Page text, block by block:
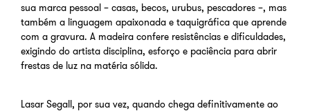
sua marca pessoal – casas, becos, urubus, pescadores –, mas
também a linguagem apaixonada e taquigráfica que aprende
com a gravura. A madeira confere resistências e dificuldades,
exigindo do artista disciplina, esforço e paciência para abrir
frestas de luz na matéria sólida.
Lasar Segall, por sua vez, quando chega definitivamente ao